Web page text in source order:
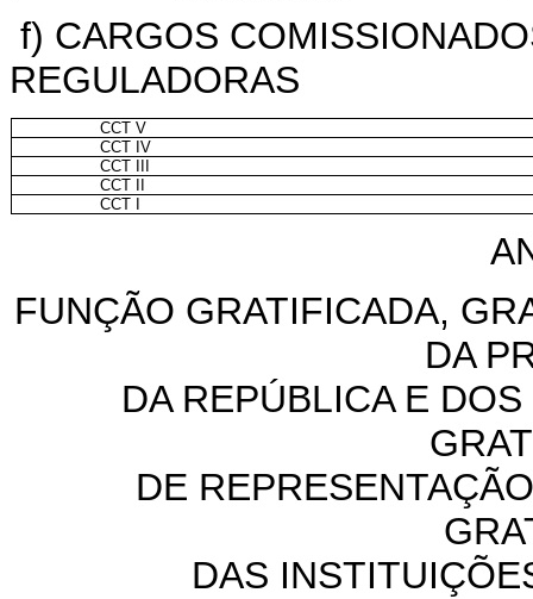
f) CARGOS
REGULADORAS
CCT V
CCT IV
CCT III
CCT II
CCT I
FUNÇÃO GRATIFICADA,
DA
DA REPÚBLICA E
DE
DAS